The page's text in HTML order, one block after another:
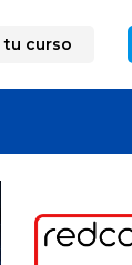
tu curso